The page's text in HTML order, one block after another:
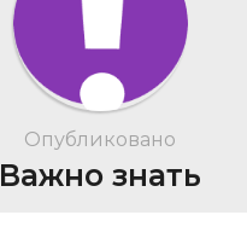
Опубликовано
Важно знать